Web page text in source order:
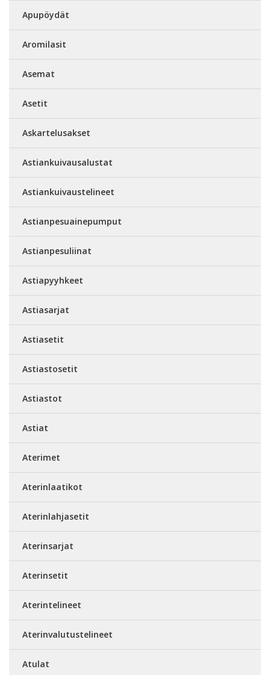
Apupöydät
Aromilasit
Asemat
Asetit
Askartelusakset
Astiankuivausalustat
Astiankuivaustelineet
Astianpesuainepumput
Astianpesuliinat
Astiapyyhkeet
Astiasarjat
Astiasetit
Astiastosetit
Astiastot
Astiat
Aterimet
Aterinlaatikot
Aterinlahjasetit
Aterinsarjat
Aterinsetit
Aterintelineet
Aterinvalutustelineet
Atulat